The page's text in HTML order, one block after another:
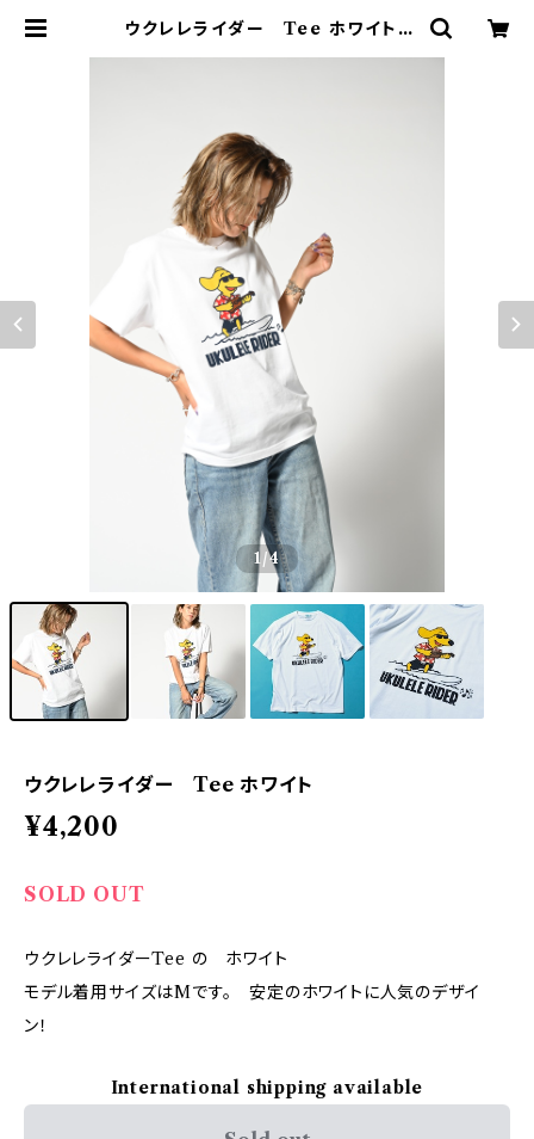
ウクレレライダー Tee ホワイト |
1/4
ウクレレライダー Tee ホワイト
¥4,200
SOLD OUT
ウクレレライダーTee の ホワイト
モデル着用サイズはMです。 安定のホワイトに人気のデザイ
ン！
International shipping available